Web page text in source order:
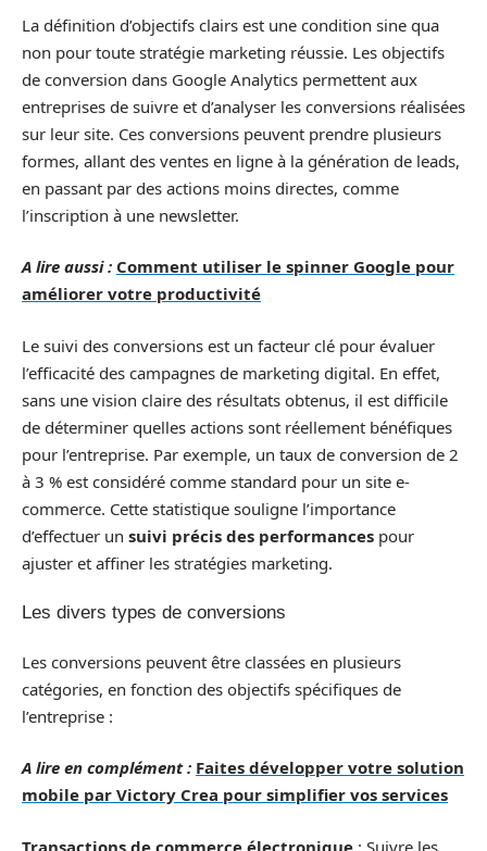
La définition d’objectifs clairs est une condition sine qua
non pour toute stratégie marketing réussie. Les objectifs
de conversion dans Google Analytics permettent aux
entreprises de suivre et d’analyser les conversions réalisées
sur leur site. Ces conversions peuvent prendre plusieurs
formes, allant des ventes en ligne à la génération de leads,
en passant par des actions moins directes, comme
l’inscription à une newsletter.
A lire aussi : Comment utiliser le spinner Google pour
améliorer votre productivité
Le suivi des conversions est un facteur clé pour évaluer
l’efficacité des campagnes de marketing digital. En effet,
sans une vision claire des résultats obtenus, il est difficile
de déterminer quelles actions sont réellement bénéfiques
pour l’entreprise. Par exemple, un taux de conversion de 2
à 3 % est considéré comme standard pour un site e-
commerce. Cette statistique souligne l’importance
d’effectuer un suivi précis des performances pour
ajuster et affiner les stratégies marketing.
Les divers types de conversions
Les conversions peuvent être classées en plusieurs
catégories, en fonction des objectifs spécifiques de
l’entreprise :
A lire en complément : Faites développer votre solution
mobile par Victory Crea pour simplifier vos services
Transactions de commerce électronique : Suivre les